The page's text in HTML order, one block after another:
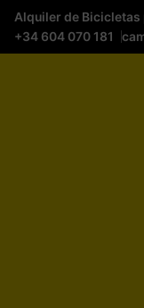
Alquiler de Bicicletas
+34 604 070 181